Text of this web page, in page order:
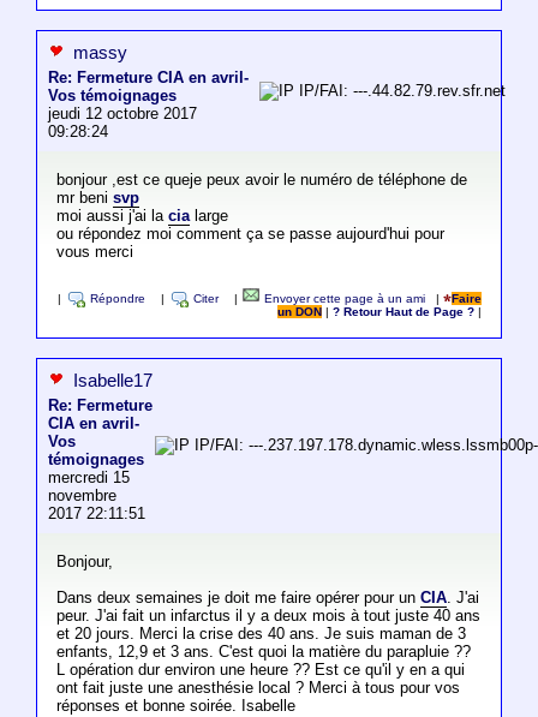
massy
Re: Fermeture CIA en avril-
Vos témoignages
jeudi 12 octobre 2017
09:28:24
IP/FAI: ---.44.82.79.rev.sfr.net
bonjour ,est ce queje peux avoir le numéro de téléphone de
mr beni svp
moi aussi j'ai la cialarge
ou répondez moi comment ça se passe aujourd'hui pour
vous merci
Répondre Citer Envoyer cette page à un ami |
Faire
un DON
|? Retour Haut de Page ?
Isabelle17
Re: Fermeture
CIA en avril-
Vos
témoignages
mercredi 15
novembre
2017 22:11:51
IP/FAI: ---
Bonjour,
Dans deux semaines je doit me faire opérer pour un CIA. J'ai
peur. J'ai fait un infarctus il y a deux mois à tout juste 40 ans
et 20 jours. Merci la crise des 40 ans. Je suis maman de 3
enfants, 12,9 et 3 ans. C'est quoi la matière du parapluie ??
L opération dur environ une heure ?? Est ce qu'il y en a qui
ont fait juste une anesthésie local ? Merci à tous pour vos
réponses et bonne soirée. Isabelle